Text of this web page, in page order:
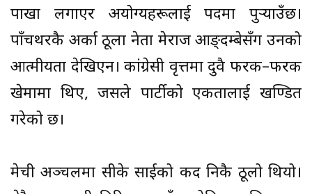
पाखा लगाएर अयोग्यहरूलाई पदमा पुर्याउँछ।
पाँचथरकै अर्का ठूला नेता प्रेमराज आङ्दम्बेसँग उनको
आत्मीयता देखिएन। कांग्रेसी वृत्तमा दुवै फरक–फरक
खेमामा थिए, जसले पार्टीको एकतालाई खण्डित
गरेको छ।
मेची अञ्चलमा सीके प्रसाईको कद निकै ठूलो थियो।